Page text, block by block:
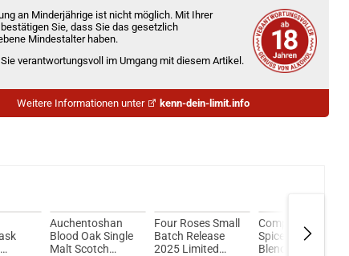
an Minderjährige ist nicht möglich. Mit Ihrer
Sie, dass Sie das gesetzlich
Mindestalter haben.
verantwortungsvoll im Umgang mit diesem Artikel.
Weitere Informationen unter kenn-dein-limit.info
Auchentoshan
Blood Oak Single
Malt Scotch
Four Roses Small
Batch Release
2025 Limited
Compass Box
Spice Tree
Blended Malt